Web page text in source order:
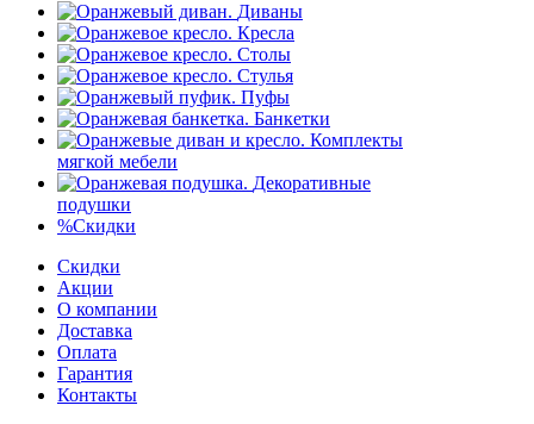
Диваны
Кресла
Столы
Стулья
Пуфы
Банкетки
Комплекты
мягкой мебели
Декоративные
подушки
%Скидки
Скидки
Акции
О компании
Доставка
Оплата
Гарантия
Контакты